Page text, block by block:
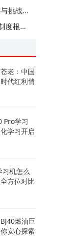
待破局
金入市
老：中国
代红利悄
Pro学习
学习开启
机怎么
方位对比
燃油巨
安心探索